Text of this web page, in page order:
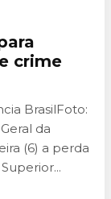
crime
BrasilFoto:
da
(6) a perda